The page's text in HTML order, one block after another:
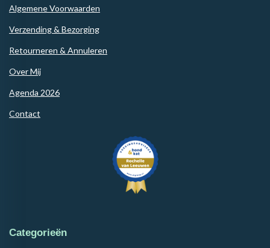
Algemene Voorwaarden
Verzending & Bezorging
Retourneren & Annuleren
Over Mij
Agenda 2026
Contact
Categorieën